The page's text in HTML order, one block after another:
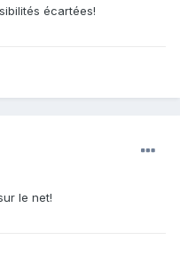
écartées!
le net!